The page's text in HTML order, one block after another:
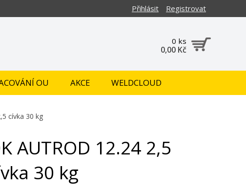
Registrovat
Přihlásit
0 ks
0,00 Kč
OU AKCE WELDCLOUD
cívka 30 kg
AUTROD 12.24 2,5
30 kg